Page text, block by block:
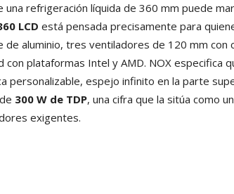
una refrigeración líquida de 360 mm puede
LCD está pensada precisamente para
aluminio, tres ventiladores de 120 mm con
con plataformas Intel y AMD. NOX especifica
personalizable, espejo infinito en la parte
300 W de TDP, una cifra que la sitúa como
exigentes.